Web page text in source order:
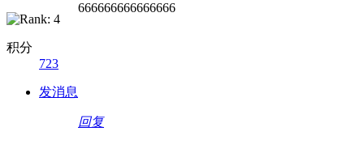
积分
723
发消息
666666666666666
回复